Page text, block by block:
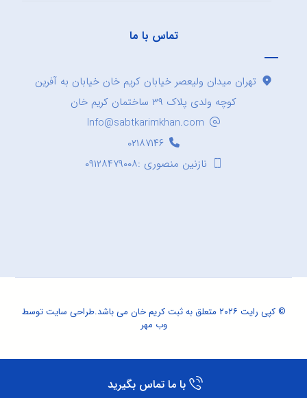
تماس با ما
تهران میدان ولیعصر خیابان کریم خان خیابان به آفرین
کوچه ولدی پلاک ۳۹ ساختمان کریم خان
Info@sabtkarimkhan.com
۰۲۱۸۷۱۴۶
نازنین منصوری :۰۹۱۲۸۴۷۹۰۰۸
© کپی رایت ۲۰۲۶ متعلق به ثبت کریم خان می باشد. طراحی سایتتوسط
وب مهر
با ما تماس بگیرید